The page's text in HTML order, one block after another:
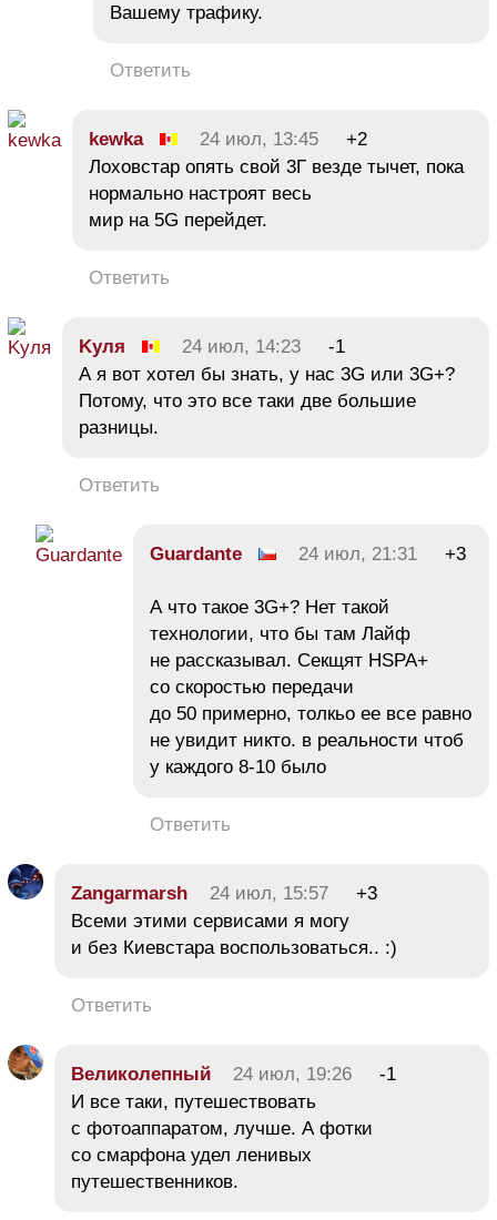
Вашему трафику.
Ответить
kewka 24 июл, 13:45
+2
Лоховстар опять свой 3Г везде тычет, пока
нормально настроят весь
мир на 5G перейдет.
Ответить
Kуля 24 июл, 14:23
-1
А я вот хотел бы знать, у нас 3G или 3G+?
Потому, что это все таки две большие
разницы.
Ответить
Guardante 24 июл, 21:31 +3
А что такое 3G+? Нет такой
технологии, что бы там Лайф
не рассказывал. Секщят HSPA+
со скоростью передачи
до 50 примерно, толкьо ее все равно
не увидит никто. в реальности чтоб
у каждого 8-10 было
Ответить
Zangarmarsh 24 июл, 15:57
+3
Всеми этими сервисами я могу
и без Киевстара воспользоваться.. :)
Ответить
Великолепный 24 июл, 19:26
-1
И все таки, путешествовать
с фотоаппаратом, лучше. А фотки
со смарфона удел ленивых
путешественников.